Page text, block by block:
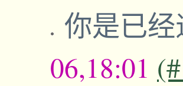
你是已
06,18:01